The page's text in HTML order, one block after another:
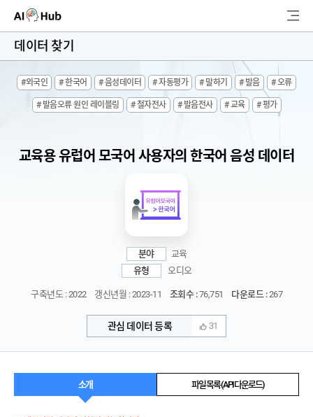
AI-Hub
검
색
데이터 찾기
#외국인 # 한국어 # 음성데이터 # 자동평가 # 말하기 # 발음 # 오류
# 발음오류 원인 레이블링 # 철자전사 # 발음전사 # 교육 # 평가
교육용 유럽어 모국어 사용자의 한국어 음성 데이터
분야
교육
유형
오디오
구축년도 : 2022 갱신년월 : 2023-11 조회수 :76,751 다운로드 :267
관심 데이터 등록 31
소개 파일 목록 (API 다운로드)